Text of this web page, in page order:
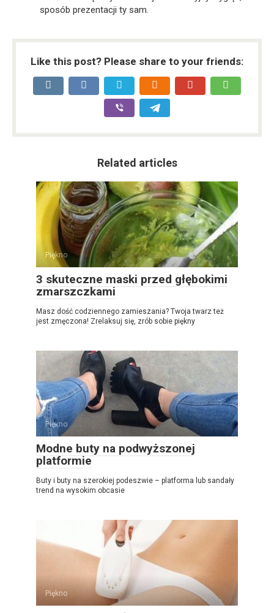
sposób prezentacji ty sam.
Like this post? Please share to your friends:
Related articles
Piękno
3 skuteczne maski przed głębokimi
zmarszczkami
Masz dość codziennego zamieszania? Twoja twarz też
jest zmęczona! Zrelaksuj się, zrób sobie piękny
Piękno
Modne buty na podwyższonej
platformie
Buty i buty na szerokiej podeszwie – platforma lub sandały
trend na wysokim obcasie
Piękno